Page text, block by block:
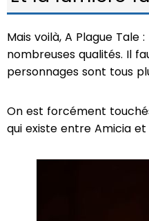
Mais voilà, A Plague Tale
nombreuses qualités. Il
personnages sont tous
On est forcément
qui existe entre Amicia et